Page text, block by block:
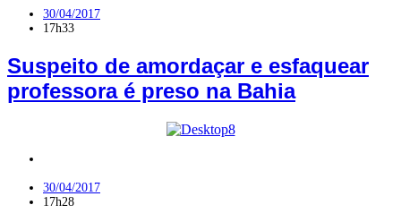
30/04/2017
17h33
Suspeito de amordaçar e esfaquear
professora é preso na Bahia
30/04/2017
17h28